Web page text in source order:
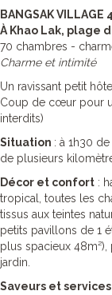
BANGSAK VILLAGE
À Khao Lak, plage
70 chambres -
Charme et intimité
Un ravissant petit
Coup de cœur pour
interdits)
Situation : à 1h30
de plusieurs
Décor et confort :
tropical, toutes les
tissus aux teintes
petits pavillons de 1
plus spacieux
jardin.
Saveurs et services